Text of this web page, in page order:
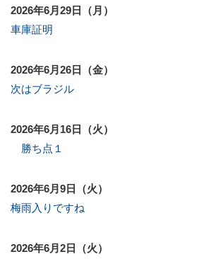
2026年6月29日（月）
車庫証明
2026年6月26日（金）
次はブラジル
2026年6月16日（火）
勝ち点１
2026年6月9日（火）
梅雨入りですね
2026年6月2日（火）